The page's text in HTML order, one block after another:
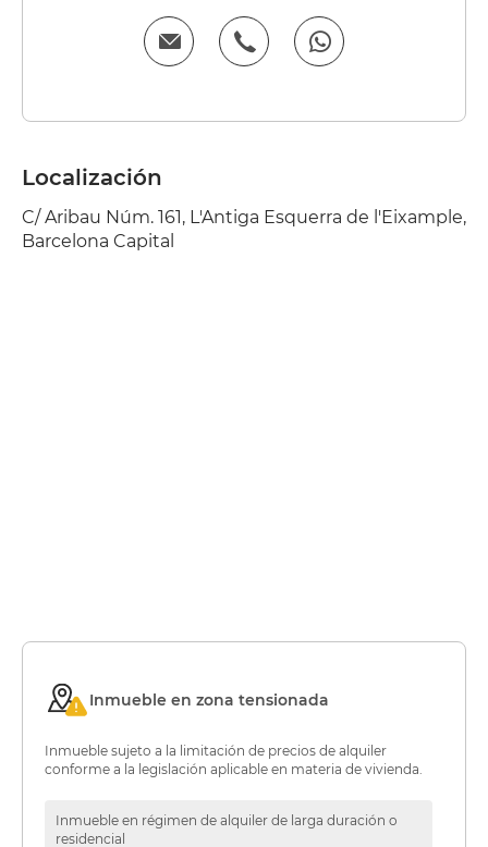
Localización
C/ Aribau Núm. 161, L'Antiga Esquerra de l'Eixample,
Barcelona Capital
Inmueble en zona tensionada
Inmueble sujeto a la limitación de precios de alquiler
conforme a la legislación aplicable en materia de vivienda.
Inmueble en régimen de alquiler de larga duración o
residencial